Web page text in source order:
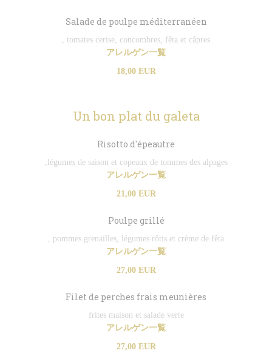
Salade de poulpe méditerranéen
, tomates cerise, concombres, fêta et câpres
アレルゲン一覧
18,00 EUR
Un bon plat du galeta
Risotto d'épeautre
,légumes de saison et copeaux de tommes des alpages
アレルゲン一覧
21,00 EUR
Poulpe grillé
, pommes grenailles, légumes rôtis et crème de fêta
アレルゲン一覧
27,00 EUR
Filet de perches frais meunières
frites maison et salade verte
アレルゲン一覧
27,00 EUR